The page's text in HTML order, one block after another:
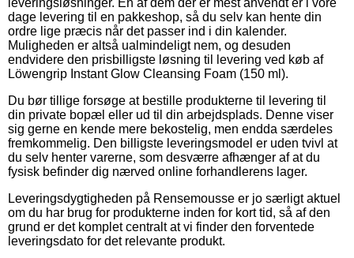
dage levering til en pakkeshop, så du selv kan hente din
ordre lige præcis når det passer ind i din kalender.
Muligheden er altså ualmindeligt nem, og desuden
endvidere den prisbilligste løsning til levering ved køb af
Löwengrip Instant Glow Cleansing Foam (150 ml).
Du bør tillige forsøge at bestille produkterne til levering til
din private bopæl eller ud til din arbejdsplads. Denne viser
sig gerne en kende mere bekostelig, men endda særdeles
fremkommelig. Den billigste leveringsmodel er uden tvivl at
du selv henter varerne, som desværre afhænger af at du
fysisk befinder dig nærved online forhandlerens lager.
Leveringsdygtigheden på Rensemousse er jo særligt aktuel
om du har brug for produkterne inden for kort tid, så af den
grund er det komplet centralt at vi finder den forventede
leveringsdato for det relevante produkt.